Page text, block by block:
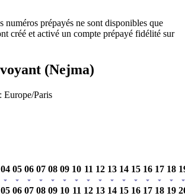
numéros prépayés ne sont disponibles que
créé et activé un compte prépayé fidélité sur
(Nejma)
Europe/Paris
04
05
05
06
06
07
07
08
08
09
09
10
10
11
11
12
12
13
13
14
14
15
15
16
16
17
17
18
18
19